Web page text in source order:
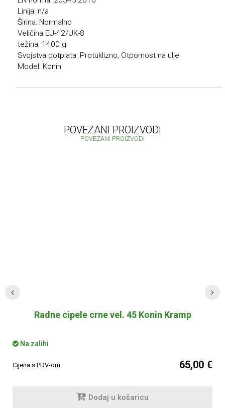
Linija: n/a
Širina: Normalno
Veličina EU-42/UK-8
težina: 1400 g
Svojstva potplata: Protuklizno, Otpornost na ulje
Model: Konin
POVEZANI PROIZVODI
POVEZANI PROIZVODI
Radne cipele crne vel. 45 Konin Kramp
Na zalihi
Cijena s PDV-om 65,00 €
Dodaj u košaricu